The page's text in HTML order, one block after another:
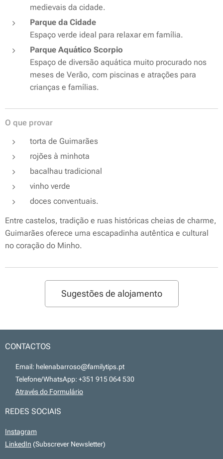
medievais da cidade.
Parque da Cidade
Espaço verde ideal para relaxar em família.
Parque Aquático Scorpio
Espaço de diversão aquática muito procurado nos
meses de Verão, com piscinas e atrações para
crianças e famílias.
O que provar
torta de Guimarães
rojões à minhota
bacalhau tradicional
vinho verde
doces conventuais.
Entre castelos, tradição e ruas históricas cheias de charme,
Guimarães oferece uma escapadinha autêntica e cultural
no coração do Minho.
Sugestões de alojamento
CONTACTOS
📧 Email: helenabarroso@familytips.pt
📞 Telefone/WhatsApp: +351 915 064 530
Através do Formulário
REDES SOCIAIS
Instagram
LinkedIn (Subscrever Newsletter)